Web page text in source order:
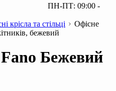
ПН-ПТ: 09:00 -
крісла та стільці
Офісне
бежевий
Бежевий